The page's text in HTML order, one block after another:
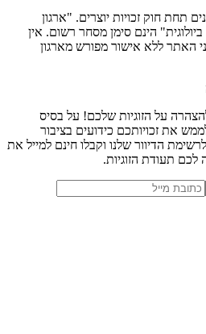
תחת חוק זכויות יוצרים. "ארגון
הינם סימן מסחר רשום. אין
האתר ללא אישור מפורש מארגון
על הזוגיות שלכם! על בסיס
את זכויותכם כידועים בציבור
הדיוור שלנו וקבלו חינם למייל את
לכם תעודת הזוגיות.